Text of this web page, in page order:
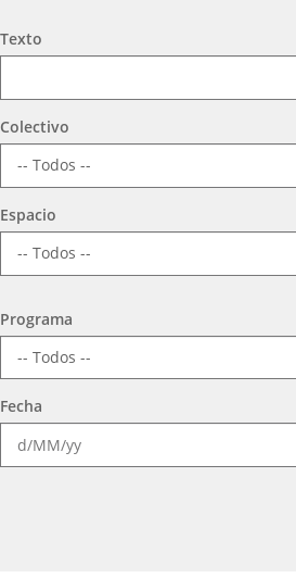
Búsqueda
Texto
Colectivo
Espacio
Programa
Fecha